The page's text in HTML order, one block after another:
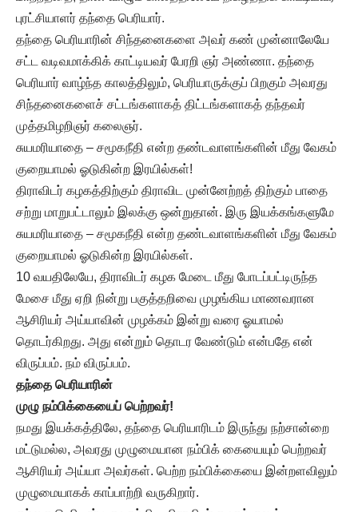
புரட்சியாளர் தந்தை பெரியார்.
தந்தை பெரியாரின் சிந்தனைகளை அவர் கண் முன்னாலேயே
சட்ட வடிவமாக்கிக் காட்டியவர் பேரறி ஞர் அண்ணா. தந்தை
பெரியார் வாழ்ந்த காலத்திலும், பெரியாருக்குப் பிறகும் அவரது
சிந்தனைகளைச் சட்டங்களாகத் திட்டங்களாகத் தந்தவர்
முத்தமிழறிஞர் கலைஞர்.
சுயமரியாதை – சமூகநீதி என்ற தண்டவாளங்களின் மீது வேகம்
குறையாமல் ஓடுகின்ற இரயில்கள்!
திராவிடர் கழகத்திற்கும் திராவிட முன்னேற்றத் திற்கும் பாதை
சற்று மாறுபட்டாலும் இலக்கு ஒன்றுதான். இரு இயக்கங்களுமே
சுயமரியாதை – சமூகநீதி என்ற தண்டவாளங்களின் மீது வேகம்
குறையாமல் ஓடுகின்ற இரயில்கள்.
10 வயதிலேயே, திராவிடர் கழக மேடை மீது போடப்பட்டிருந்த
மேசை மீது ஏறி நின்று பகுத்தறிவை முழங்கிய மாணவரான
ஆசிரியர் அய்யாவின் முழக்கம் இன்று வரை ஓயாமல்
தொடர்கிறது. அது என்றும் தொடர வேண்டும் என்பதே என்
விருப்பம். நம் விருப்பம்.
தந்தை பெரியாரின்
முழு நம்பிக்கையைப் பெற்றவர்!
நமது இயக்கத்திலே, தந்தை பெரியாரிடம் இருந்து நற்சான்றை
மட்டுமல்ல, அவரது முழுமையான நம்பிக் கையையும் பெற்றவர்
ஆசிரியர் அய்யா அவர்கள். பெற்ற நம்பிக்கையை இன்றளவிலும்
முழுமையாகக் காப்பாற்றி வருகிறார்.